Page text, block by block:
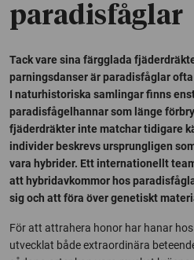
paradisfåglar
Tack vare sina färgglada
parningsdanser är paradisfåglar
I naturhistoriska samlingar finns
paradisfågelhannar som länge
fjäderdräkter inte matchar tidigare
individer beskrevs ursprungligen
vara hybrider. Ett internationellt
att hybridavkommor hos
sig och att föra över genetiskt
För att attrahera honor har hanar
utvecklat både extraordinära